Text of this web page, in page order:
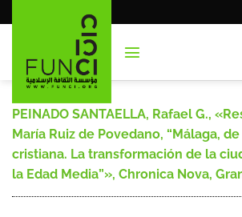
al
PEINADO SANTAELLA, Rafael G.,
María Ruiz de Povedano, “Málaga,
cristiana. La transformación de la
la Edad Media”», Chronica Nova,